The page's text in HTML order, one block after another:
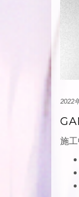
2022
施